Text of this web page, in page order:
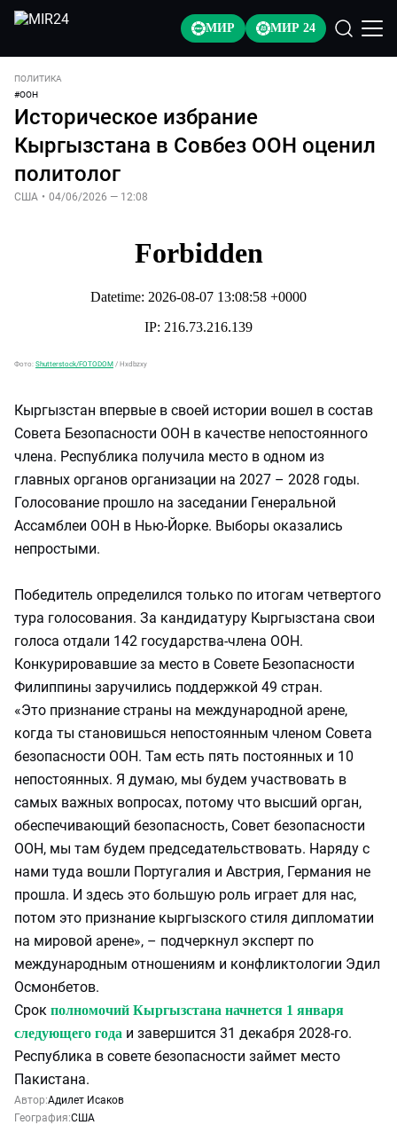
МИР МИР 24
ПОЛИТИКА
#ООН
Историческое избрание
Кыргызстана в Совбез ООН оценил
политолог
США • 04/06/2026 — 12:08
Фото: Shutterstock/FOTODOM / Hxdbzxy
Кыргызстан впервые в своей истории вошел в состав
Совета Безопасности ООН в качестве непостоянного
члена. Республика получила место в одном из
главных органов организации на 2027 – 2028 годы.
Голосование прошло на заседании Генеральной
Ассамблеи ООН в Нью-Йорке. Выборы оказались
непростыми.
Победитель определился только по итогам четвертого
тура голосования. За кандидатуру Кыргызстана свои
голоса отдали 142 государства-члена ООН.
Конкурировавшие за место в Совете Безопасности
Филиппины заручились поддержкой 49 стран.
«Это признание страны на международной арене,
когда ты становишься непостоянным членом Совета
безопасности ООН. Там есть пять постоянных и 10
непостоянных. Я думаю, мы будем участвовать в
самых важных вопросах, потому что высший орган,
обеспечивающий безопасность, Совет безопасности
ООН, мы там будем председательствовать. Наряду с
нами туда вошли Португалия и Австрия, Германия не
прошла. И здесь это большую роль играет для нас,
потом это признание кыргызского стиля дипломатии
на мировой арене», – подчеркнул эксперт по
международным отношениям и конфликтологии Эдил
Осмонбетов.
Срок полномочий Кыргызстана начнется 1 января
следующего года и завершится 31 декабря 2028-го.
Республика в совете безопасности займет место
Пакистана.
Автор:Адилет Исаков
География:США